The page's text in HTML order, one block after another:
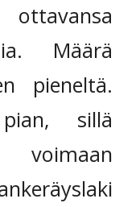
Määrä
pieneltä.
sillä
voimaan